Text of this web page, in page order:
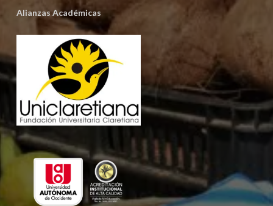
Alianzas Académicas